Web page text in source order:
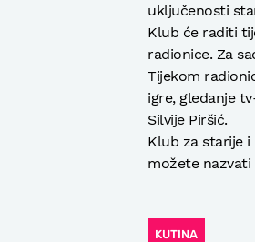
uključenosti
Klub će raditi
radionice. Za
Tijekom
igre, gledanje
Silvije Piršić.
Klub za starije
možete nazvati
KUTINA